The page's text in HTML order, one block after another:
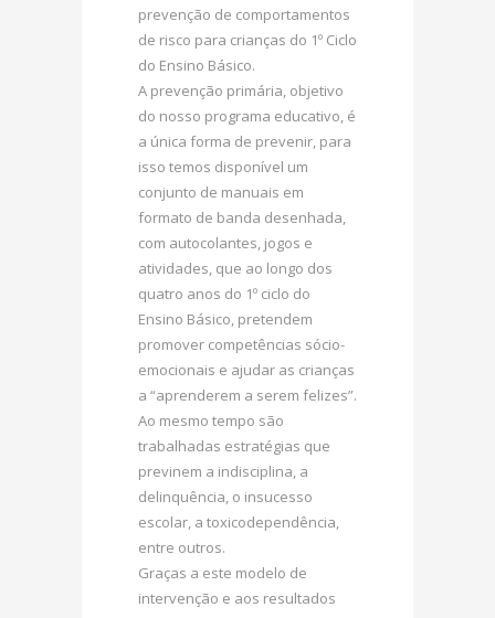
prevenção de comportamentos
de risco para crianças do 1º Ciclo
do Ensino Básico.
A prevenção primária, objetivo
do nosso programa educativo, é
a única forma de prevenir, para
isso temos disponível um
conjunto de manuais em
formato de banda desenhada,
com autocolantes, jogos e
atividades, que ao longo dos
quatro anos do 1º ciclo do
Ensino Básico, pretendem
promover competências sócio-
emocionais e ajudar as crianças
a “aprenderem a serem felizes”.
Ao mesmo tempo são
trabalhadas estratégias que
previnem a indisciplina, a
delinquência, o insucesso
escolar, a toxicodependência,
entre outros.
Graças a este modelo de
intervenção e aos resultados